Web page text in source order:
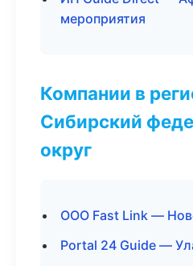
мероприятия
Компании в
Сибирский
округ
ООО Fast Link —
Portal 24 Guide —